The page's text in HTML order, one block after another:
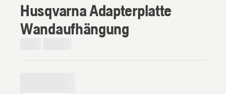
Husqvarna Adapterplatte
Wandaufhängung